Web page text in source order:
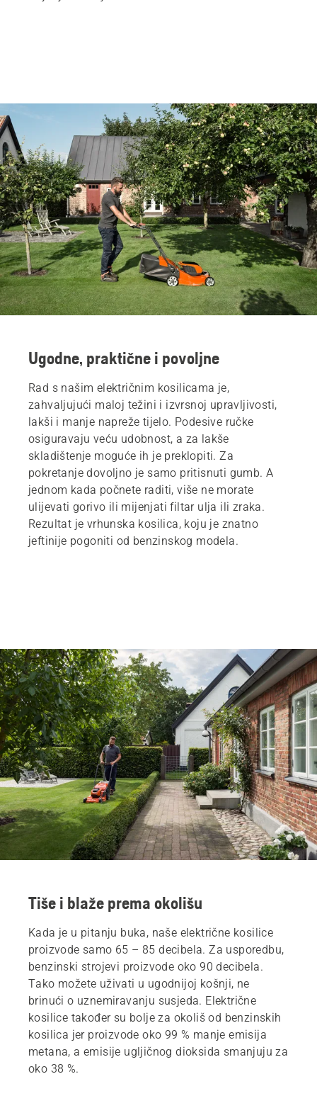
Ugodne, praktične i povoljne
Rad s našim električnim kosilicama je,
zahvaljujući maloj težini i izvrsnoj upravljivosti,
lakši i manje napreže tijelo. Podesive ručke
osiguravaju veću udobnost, a za lakše
skladištenje moguće ih je preklopiti. Za
pokretanje dovoljno je samo pritisnuti gumb. A
jednom kada počnete raditi, više ne morate
ulijevati gorivo ili mijenjati filtar ulja ili zraka.
Rezultat je vrhunska kosilica, koju je znatno
jeftinije pogoniti od benzinskog modela.
Tiše i blaže prema okolišu
Kada je u pitanju buka, naše električne kosilice
proizvode samo 65 – 85 decibela. Za usporedbu,
benzinski strojevi proizvode oko 90 decibela.
Tako možete uživati u ugodnijoj košnji, ne
brinući o uznemiravanju susjeda. Električne
kosilice također su bolje za okoliš od benzinskih
kosilica jer proizvode oko 99 % manje emisija
metana, a emisije ugljičnog dioksida smanjuju za
oko 38 %.